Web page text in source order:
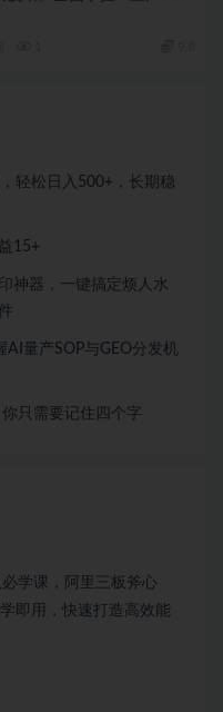
轻松日入500+，长期稳
15+
神器，一键搞定烦人水
量产SOP与GEO分发机
只需要记住四个字
学课，阿里三板斧心
即用，快速打造高效能